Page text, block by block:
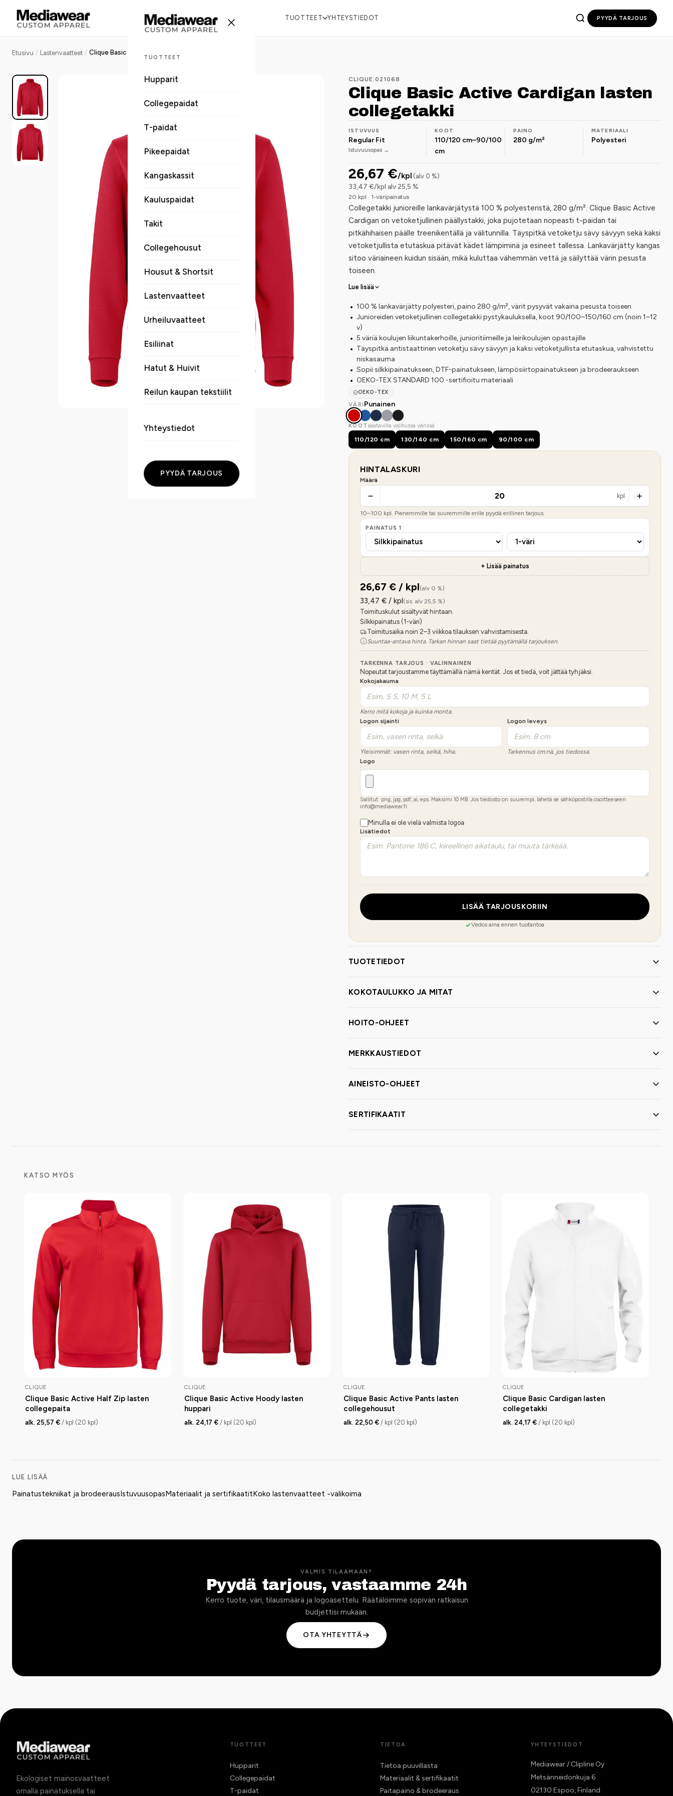
TUOTTEET YHTEYSTIEDOT PYYDÄ TARJOUS
TUOTTEET
Hupparit
Collegepaidat
T-paidat
Pikeepaidat
Kangaskassit
Kauluspaidat
Takit
Collegehousut
Housut & Shortsit
Lastenvaatteet
Urheiluvaatteet
Esiliinat
Hatut & Huivit
Reilun kaupan tekstiilit
Yhteystiedot
PYYDÄ TARJOUS
Etusivu / Lastenvaatteet /
CLIQUE 021068
Clique Basic Active Cardigan lasten
collegetakki
ISTUVUUS
Regular Fit
Istuvuusopas →
KOOT
110/120 cm–90/100
cm
PAINO
280 g/m²
MATERIAALI
Polyesteri
26,67 €/kpl (alv 0 %)
33,47 €/kpl alv 25,5 %
20 kpl · 1-väripainatus
Collegetakki junioreille lankavärjätystä 100 % polyesteristä, 280 g/m². Clique Basic Active
Cardigan on vetoketjullinen päällystakki, joka pujotetaan nopeasti t-paidan tai
pitkähihaisen päälle treenikentällä ja välitunnilla. Täyspitkä vetoketju sävy sävyyn sekä kaksi
vetoketjullista etutaskua pitävät kädet lämpiminä ja esineet tallessa. Lankavärjätty kangas
sitoo väriaineen kuidun sisään, mikä kuluttaa vähemmän vettä ja säilyttää värin pesusta
toiseen.
Lue lisää
100 % lankavärjätty polyesteri, paino 280 g/m², värit pysyvät vakaina pesusta toiseen
Junioreiden vetoketjullinen collegetakki pystykauluksella, koot 90/100–150/160 cm (noin 1–12
v)
5 väriä koulujen liikuntakerhoille, junioritiimeille ja leirikoulujen opastajille
Täyspitkä antistaattinen vetoketju sävy sävyyn ja kaksi vetoketjullista etutaskua, vahvistettu
niskasauma
Sopii silkkipainatukseen, DTF-painatukseen, lämpösiirtopainatukseen ja brodeeraukseen
OEKO-TEX STANDARD 100 -sertifioitu materiaali
OEKO-TEX
VÄRI Punainen
KOOT saatavilla valitussa värissä
110/120 cm
130/140 cm 150/160 cm 90/100 cm
HINTALASKURI
Määrä
kpl
10–100 kpl. Pienemmille tai suuremmille erille pyydä erillinen tarjous.
PAINATUS 1
+ Lisää painatus
26,67 € / kpl(alv 0 %)
33,47 € / kpl(sis. alv 25,5 %)
Toimituskulut sisältyvät hintaan.
Silkkipainatus (1-väri)
Toimitusaika noin 2–3 viikkoa tilauksen vahvistamisesta.
Suuntaa-antava hinta. Tarkan hinnan saat tietää pyytämällä tarjouksen.
TARKENNA TARJOUS · VALINNAINEN
Nopeutat tarjoustamme täyttämällä nämä kentät. Jos et tiedä, voit jättää tyhjäksi.
Kokojakauma
Kerro mitä kokoja ja kuinka monta.
Logon sijainti
Yleisimmät: vasen rinta, selkä, hiha.
Logon leveys
Tarkennus cm:nä, jos tiedossa.
Logo
Sallitut: png, jpg, pdf, ai, eps. Maksimi 10 MB. Jos tiedosto on suurempi, lähetä se sähköpostilla osoitteeseen
info@mediawear.fi
Minulla ei ole vielä valmista logoa
Lisätiedot
LISÄÄ TARJOUSKORIIN
Vedos aina ennen tuotantoa
TUOTETIEDOT
KOKOTAULUKKO JA MITAT
HOITO-OHJEET
MERKKAUSTIEDOT
AINEISTO-OHJEET
SERTIFIKAATIT
KATSO MYÖS
CLIQUE
Clique Basic Active Half Zip lasten
collegepaita
alk. 25,57 € / kpl (20 kpl)
CLIQUE
Clique Basic Active Hoody lasten
huppari
alk. 24,17 € / kpl (20 kpl)
CLIQUE
Clique Basic Active Pants lasten
collegehousut
alk. 22,50 € / kpl (20 kpl)
CLIQUE
Clique Basic Cardigan lasten
collegetakki
alk. 24,17 € / kpl (20 kpl)
LUE LISÄÄ
Painatustekniikat ja brodeerausIstuvuusopasMateriaalit ja sertifikaatitKoko lastenvaatteet -valikoima
VALMIS TILAAMAAN?
Pyydä tarjous, vastaamme 24h
Kerro tuote, väri, tilausmäärä ja logoasettelu. Räätälöimme sopivan ratkaisun
budjettisi mukaan.
OTA YHTEYTTÄ
Ekologiset mainosvaatteet
omalla painatuksella tai
TUOTTEET
Hupparit
Collegepaidat
T-paidat
TIETOA
Tietoa puuvillasta
Materiaalit & sertifikaatit
Paitapaino & brodeeraus
YHTEYSTIEDOT
Mediawear / Clipline Oy
Metsänneidonkuja 6
02130 Espoo, Finland